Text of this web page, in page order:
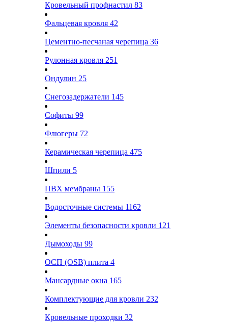
Кровельный профнастил 83
Фальцевая кровля 42
Цементно-песчаная черепица 36
Рулонная кровля 251
Ондулин 25
Снегозадержатели 145
Софиты 99
Флюгеры 72
Керамическая черепица 475
Шпили 5
ПВХ мембраны 155
Водосточные системы 1162
Элементы безопасности кровли 121
Дымоходы 99
ОСП (OSB) плита 4
Мансардные окна 165
Комплектующие для кровли 232
Кровельные проходки 32